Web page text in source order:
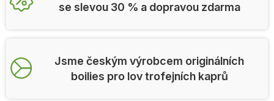
se slevou 30 % a dopravou zdarma
Jsme českým výrobcem originálních
boilies pro lov trofejních kaprů